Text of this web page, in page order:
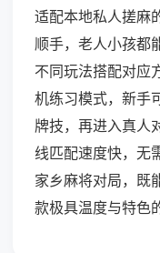
适配本地私人搓麻
顺手，老人小孩都
不同玩法搭配对应
机练习模式，新手
牌技，再进入真人
线匹配速度快，无
家乡麻将对局，既
款极具温度与特色